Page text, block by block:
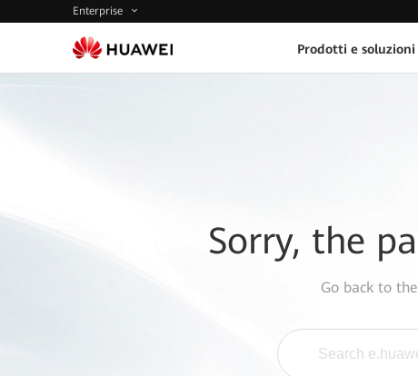
Enterprise
Prodotti e soluzioni
Sorry, the
Go back to the